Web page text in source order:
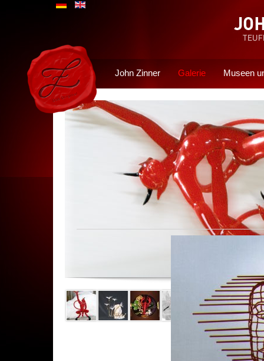
John Zinner Galerie Museen